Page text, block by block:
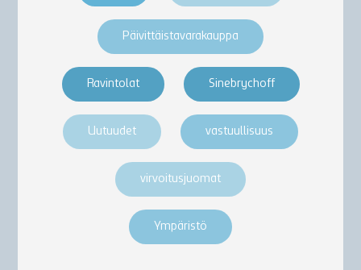
Päivittäistavarakauppa
Ravintolat Sinebrychoff
Uutuudet vastuullisuus
virvoitusjuomat
Ympäristö